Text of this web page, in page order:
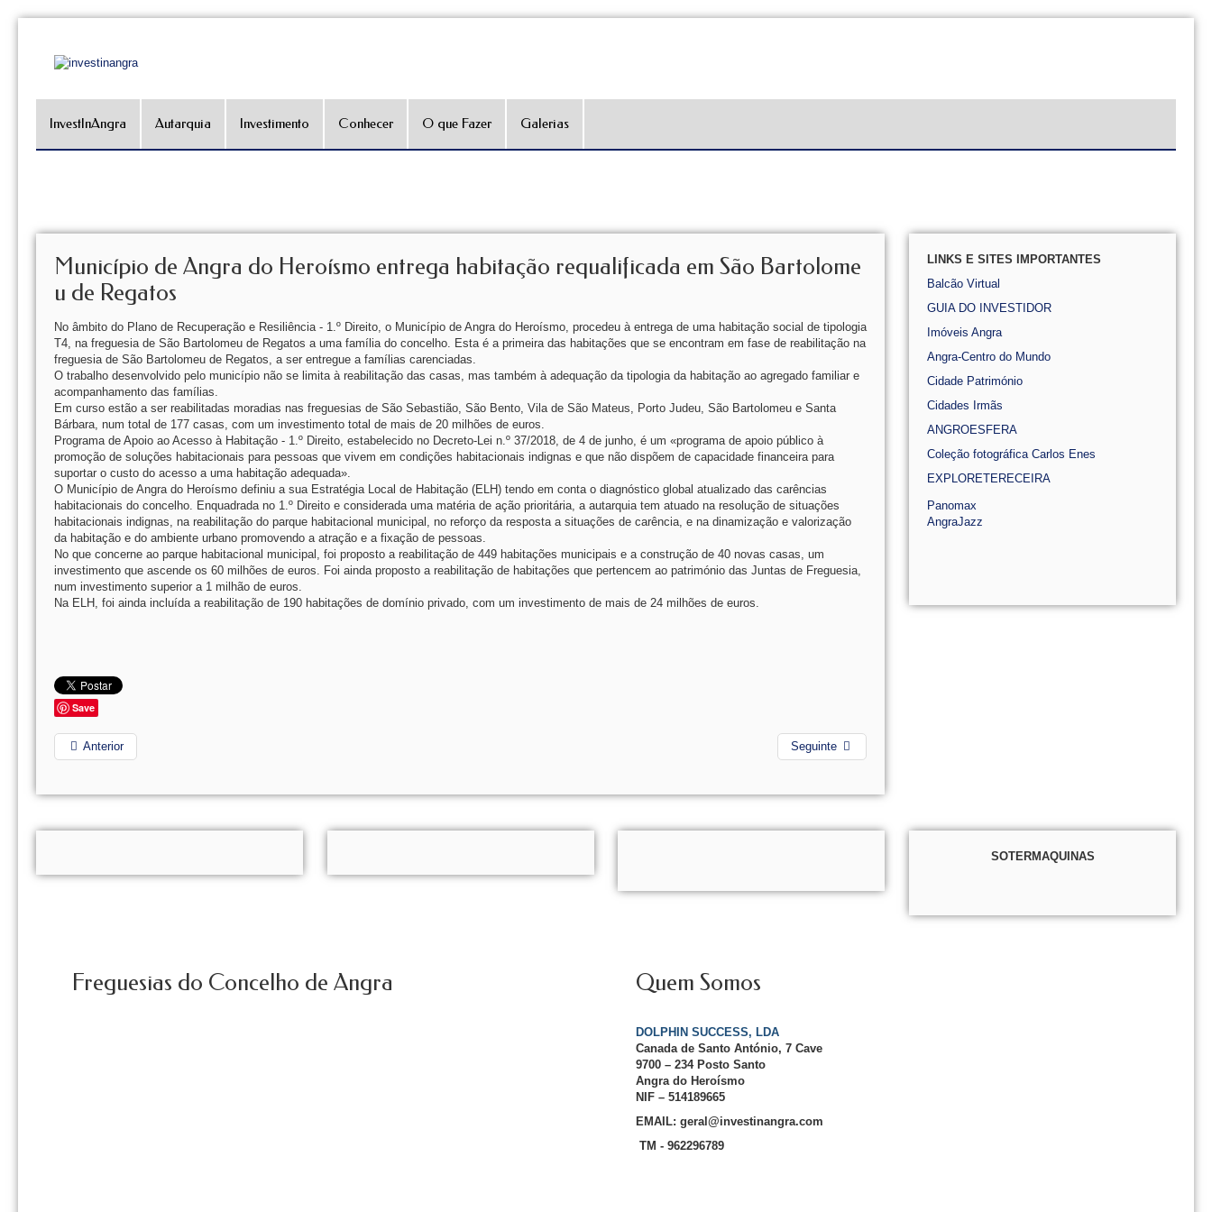
InvestInAngra Autarquia Investimento Conhecer O que Fazer Galerias
Município de Angra do Heroísmo entrega habitação requalificada em São Bartolome
u de Regatos
No âmbito do Plano de Recuperação e Resiliência - 1.º Direito, o Município de Angra do Heroísmo, procedeu à entrega de uma habitação social de tipologia
T4, na freguesia de São Bartolomeu de Regatos a uma família do concelho. Esta é a primeira das habitações que se encontram em fase de reabilitação na
freguesia de São Bartolomeu de Regatos, a ser entregue a famílias carenciadas.
O trabalho desenvolvido pelo município não se limita à reabilitação das casas, mas também à adequação da tipologia da habitação ao agregado familiar e
acompanhamento das famílias.
Em curso estão a ser reabilitadas moradias nas freguesias de São Sebastião, São Bento, Vila de São Mateus, Porto Judeu, São Bartolomeu e Santa
Bárbara, num total de 177 casas, com um investimento total de mais de 20 milhões de euros.
Programa de Apoio ao Acesso à Habitação - 1.º Direito, estabelecido no Decreto-Lei n.º 37/2018, de 4 de junho, é um «programa de apoio público à
promoção de soluções habitacionais para pessoas que vivem em condições habitacionais indignas e que não dispõem de capacidade financeira para
suportar o custo do acesso a uma habitação adequada».
O Município de Angra do Heroísmo definiu a sua Estratégia Local de Habitação (ELH) tendo em conta o diagnóstico global atualizado das carências
habitacionais do concelho. Enquadrada no 1.º Direito e considerada uma matéria de ação prioritária, a autarquia tem atuado na resolução de situações
habitacionais indignas, na reabilitação do parque habitacional municipal, no reforço da resposta a situações de carência, e na dinamização e valorização
da habitação e do ambiente urbano promovendo a atração e a fixação de pessoas.
No que concerne ao parque habitacional municipal, foi proposto a reabilitação de 449 habitações municipais e a construção de 40 novas casas, um
investimento que ascende os 60 milhões de euros. Foi ainda proposto a reabilitação de habitações que pertencem ao património das Juntas de Freguesia,
num investimento superior a 1 milhão de euros.
Na ELH, foi ainda incluída a reabilitação de 190 habitações de domínio privado, com um investimento de mais de 24 milhões de euros.
Save
Anterior Seguinte
LINKS E SITES IMPORTANTES
Balcão Virtual
GUIA DO INVESTIDOR
Imóveis Angra
Angra-Centro do Mundo
Cidade Património
Cidades Irmãs
ANGROESFERA
Coleção fotográfica Carlos Enes
EXPLORETERECEIRA
Panomax
AngraJazz
SOTERMAQUINAS
Freguesias do Concelho de Angra Quem Somos
DOLPHIN SUCCESS, LDA
Canada de Santo António, 7 Cave
9700 – 234 Posto Santo
Angra do Heroísmo
NIF – 514189665
EMAIL: geral@investinangra.com
TM - 962296789